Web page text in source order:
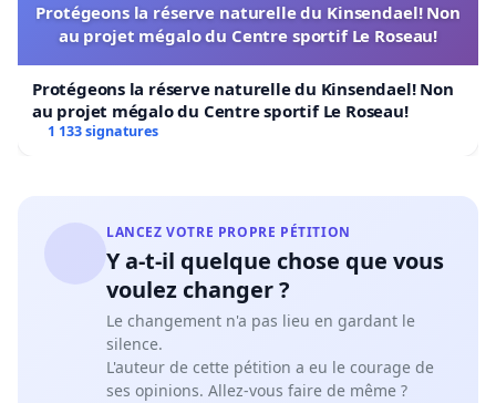
Protégeons la réserve naturelle du Kinsendael! Non
au projet mégalo du Centre sportif Le Roseau!
Protégeons la réserve naturelle du Kinsendael! Non
au projet mégalo du Centre sportif Le Roseau!
1 133 signatures
LANCEZ VOTRE PROPRE PÉTITION
Y a-t-il quelque chose que vous
voulez changer ?
Le changement n'a pas lieu en gardant le
silence.
L'auteur de cette pétition a eu le courage de
ses opinions. Allez-vous faire de même ?